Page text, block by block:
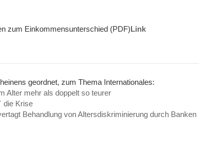
zum Einkommensunterschied (PDF)Link
geordnet, zum Thema Internationales:
Alter mehr als doppelt so teurer
die Krise
Behandlung von Altersdiskriminierung durch Banken